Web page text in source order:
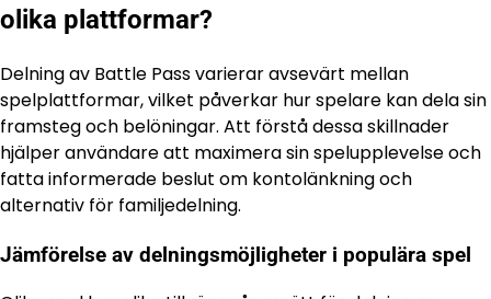
olika plattformar?
Delning av Battle Pass varierar avsevärt mellan
spelplattformar, vilket påverkar hur spelare kan dela sin
framsteg och belöningar. Att förstå dessa skillnader
hjälper användare att maximera sin spelupplevelse och
fatta informerade beslut om kontolänkning och
alternativ för familjedelning.
Jämförelse av delningsmöjligheter i populära spel